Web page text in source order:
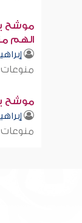
موشح
الهم
منوعات
موشح
منوعات